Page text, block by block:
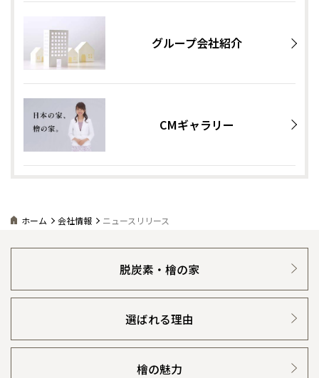
グループ会社紹介
CMギャラリー
ホーム 会社情報 ニュースリリース
脱炭素・檜の家
選ばれる理由
檜の魅力